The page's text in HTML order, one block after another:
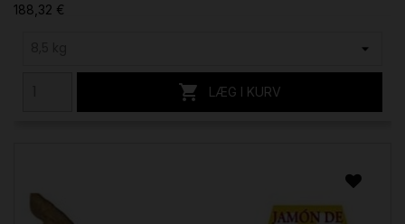
188,32 €
 LÆG I KURV